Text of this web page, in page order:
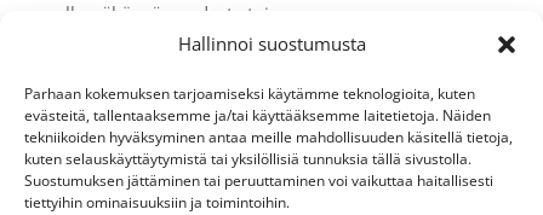
Hallinnoi suostumusta
Parhaan kokemuksen tarjoamiseksi käytämme teknologioita, kuten
evästeitä, tallentaaksemme ja/tai käyttääksemme laitetietoja. Näiden
tekniikoiden hyväksyminen antaa meille mahdollisuuden käsitellä tietoja,
kuten selauskäyttäytymistä tai yksilöllisiä tunnuksia tällä sivustolla.
Suostumuksen jättäminen tai peruuttaminen voi vaikuttaa haitallisesti
tiettyihin ominaisuuksiin ja toimintoihin.
ulkonäkönsä vuodesta toiseen.
OTA YHTEYTTÄ KABINETIN JÄLLEENMYYJIIN
asiantuntevaa apua. Kabinetin jälleenmyyjät
osaavat neuvoa materiaali- ja värivaihtoehdoissa
sekä auttaa suunnittelemaan juuri sinun tilaasi
sopivan liukuovikokonaisuuden, jakolistoja myöten.